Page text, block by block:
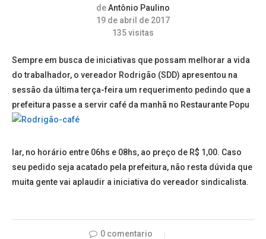
deAntônio Paulino
19 de abril de 2017
135visitas
Sempre em busca de iniciativas que possam melhorar a vida
do trabalhador, o vereador Rodrigão (SDD) apresentou na
sessão da última terça-feira um requerimento pedindo que a
prefeitura passe a servir café da manhã no Restaurante Popu
lar, no horário entre 06hs e 08hs, ao preço de R$ 1,00. Caso
seu pedido seja acatado pela prefeitura, não resta dúvida que
muita gente vai aplaudir a iniciativa do vereador sindicalista.
0 comentario